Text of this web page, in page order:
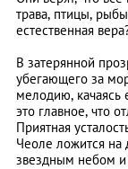
трава, птицы,
естественная
В затерянной
убегающего за
мелодию, качаясь
это главное, что
Приятная
Чеоле ложится на
звездным небом и